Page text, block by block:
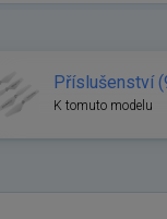
Příslušenství
K tomuto modelu